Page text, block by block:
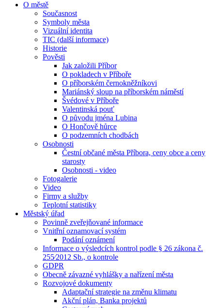
O městě
Současnost
Symboly města
Vizuální identita
TIC (další informace)
Historie
Pověsti
Jak založili Příbor
O pokladech v Příboře
O příborském černokněžníkovi
Mariánský sloup na příborském náměstí
Švédové v Příboře
Valentinská pouť
O původu jména Lubina
O Hončově hůrce
O podzemních chodbách
Osobnosti
Čestní občané města Příbora, ceny obce a ceny
starosty
Osobnosti - video
Fotogalerie
Video
Firmy a služby
Teplotní statistiky
Městský úřad
Povinně zveřejňované informace
Vnitřní oznamovací systém
Podání oznámení
Informace o výsledcích kontrol podle § 26 zákona č.
255⁄2012 Sb., o kontrole
GDPR
Obecně závazné vyhlášky a nařízení města
Rozvojové dokumenty
Adaptační strategie na změnu klimatu
Akční plán, Banka projektů